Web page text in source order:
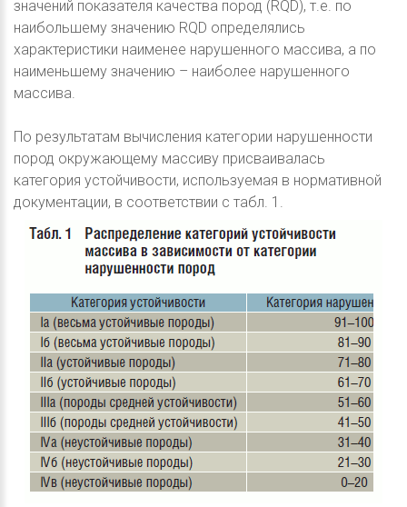
значений показателя качества пород (RQD), т.е. по
наибольшему значению RQD определялись
характеристики наименее нарушенного массива, а по
наименьшему значению – наиболее нарушенного
массива.
По результатам вычисления категории нарушенности
пород окружающему массиву присваивалась
категория устойчивости, используемая в нормативной
документации, в соответствии с табл. 1.